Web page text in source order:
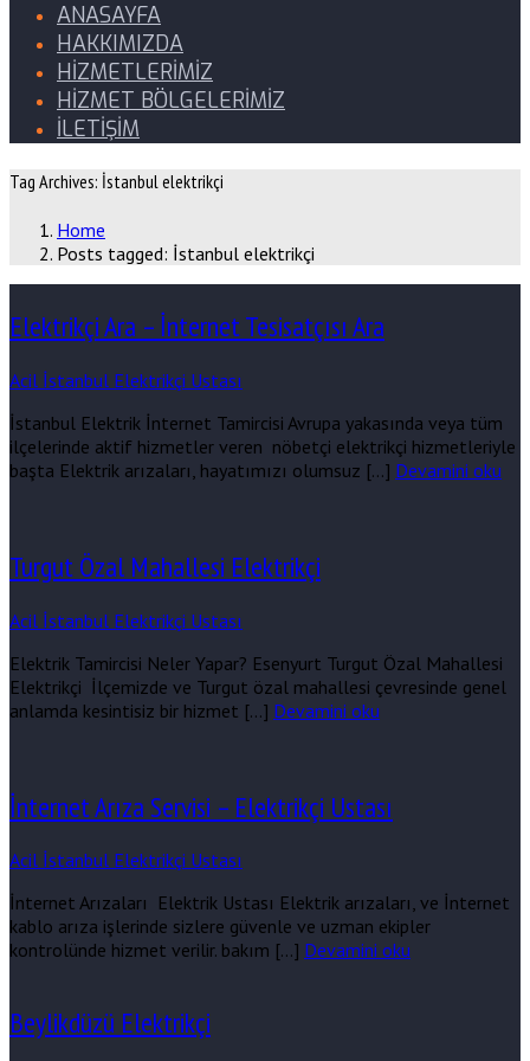
ANASAYFA
HAKKIMIZDA
HİZMETLERİMİZ
HİZMET BÖLGELERİMİZ
İLETİŞİM
Tag Archives: İstanbul elektrikçi
Home
Posts tagged: İstanbul elektrikçi
Elektrikçi Ara – İnternet Tesisatçısı Ara
Acil İstanbul Elektrikçi Ustası
İstanbul Elektrik İnternet Tamircisi Avrupa yakasında veya tüm
ilçelerinde aktif hizmetler veren nöbetçi elektrikçi hizmetleriyle
başta Elektrik arızaları, hayatımızı olumsuz […] Devamini oku
Turgut Özal Mahallesi Elektrikçi
Acil İstanbul Elektrikçi Ustası
Elektrik Tamircisi Neler Yapar? Esenyurt Turgut Özal Mahallesi
Elektrikçi İlçemizde ve Turgut özal mahallesi çevresinde genel
anlamda kesintisiz bir hizmet […] Devamini oku
İnternet Arıza Servisi – Elektrikçi Ustası
Acil İstanbul Elektrikçi Ustası
İnternet Arızaları Elektrik Ustası Elektrik arızaları, ve İnternet
kablo arıza işlerinde sizlere güvenle ve uzman ekipler
kontrolünde hizmet verilir. bakım […] Devamini oku
Beylikdüzü Elektrikçi